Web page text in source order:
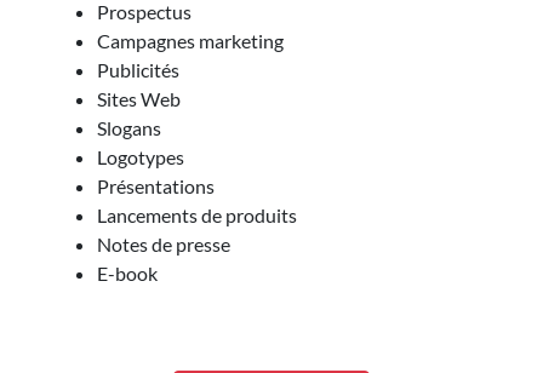
Prospectus
Campagnes marketing
Publicités
Sites Web
Slogans
Logotypes
Présentations
Lancements de produits
Notes de presse
E-book